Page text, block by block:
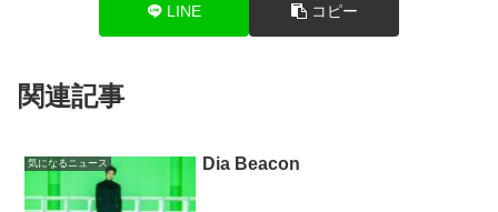
LINE コピー
関連記事
気になるニュース Dia Beacon